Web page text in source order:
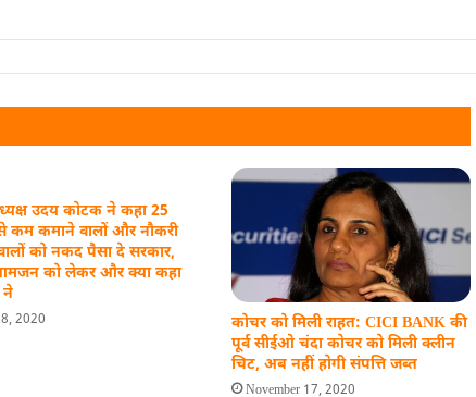
उदय कोटक ने कहा 25
कम कमाने वालों और नौकरी
को नकद पैसा दे सरकार,
को लेकर और क्या कहा
ने
8, 2020
कोचर को मिली राहत: CICI BANK की
पूर्व सीईओ चंदा कोचर को मिली क्लीन
चिट, अब नहीं होगी संपत्ति जब्त
November 17, 2020